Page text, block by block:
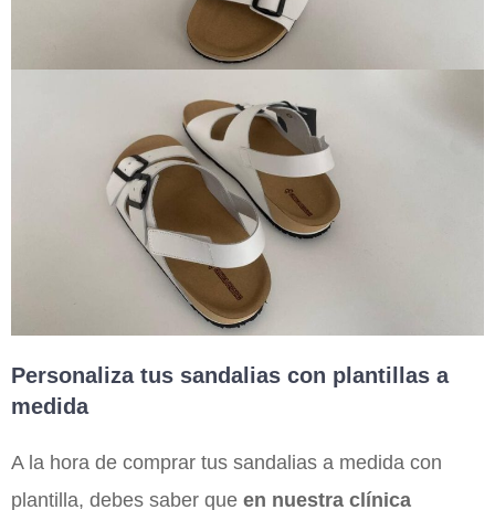
Personaliza tus sandalias con plantillas a
medida
A la hora de comprar tus sandalias a medida con
plantilla, debes saber que en nuestra clínica